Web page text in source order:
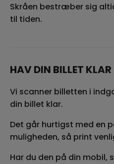
Skråen bestræber sig
til tiden.
HAV DIN BILLET KLAR
Vi scanner billetten i
din billet klar.
Det går hurtigst med en
muligheden, så print
Har du den på din mobil,